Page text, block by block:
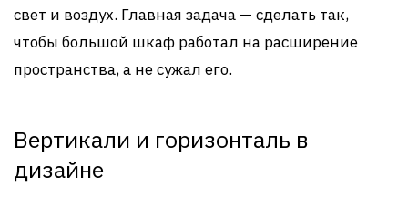
свет и воздух. Главная задача — сделать так,
чтобы большой шкаф работал на расширение
пространства, а не сужал его.
Вертикали и горизонталь в
дизайне